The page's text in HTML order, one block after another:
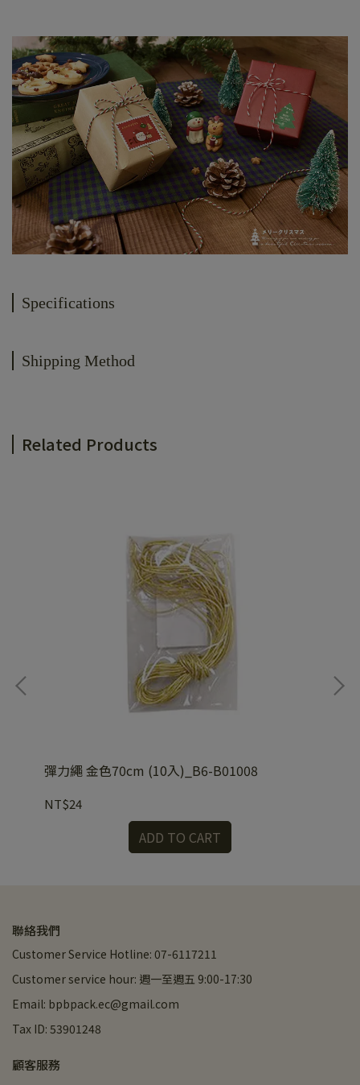
Specifications
Shipping Method
Related Products
彈力繩 金色70cm (10入)_B6-B01008
NT$24
ADD TO CART
聯絡我們
Customer Service Hotline: 07-6117211
Customer service hour: 週一至週五 9:00-17:30
Email: bpbpack.ec@gmail.com
Tax ID: 53901248
顧客服務